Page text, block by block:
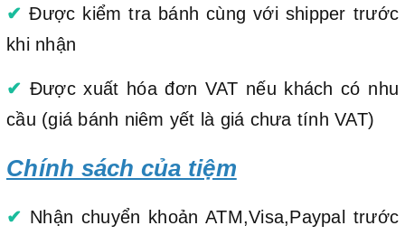
✔ Được kiểm tra bánh cùng với shipper trước
khi nhận
✔ Được xuất hóa đơn VAT nếu khách có nhu
cầu (giá bánh niêm yết là giá chưa tính VAT)
Chính sách của tiệm
✔ Nhận chuyển khoản ATM,Visa,Paypal trước